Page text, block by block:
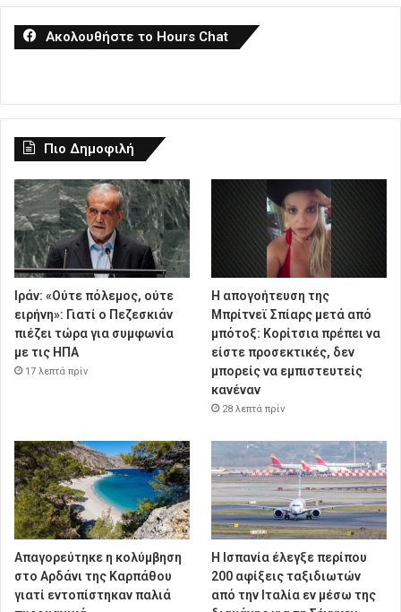
Ακολουθήστε το Hours Chat
Πιο Δημοφιλή
Ιράν: «Ούτε πόλεμος, ούτε
ειρήνη»: Γιατί ο Πεζεσκιάν
πιέζει τώρα για συμφωνία
με τις ΗΠΑ
17 λεπτά πρίν
Η απογοήτευση της
Μπρίτνεϊ Σπίαρς μετά από
μπότοξ: Κορίτσια πρέπει να
είστε προσεκτικές, δεν
μπορείς να εμπιστευτείς
κανέναν
28 λεπτά πρίν
Απαγορεύτηκε η κολύμβηση
στο Αρδάνι της Καρπάθου
γιατί εντοπίστηκαν παλιά
Η Ισπανία έλεγξε περίπου
200 αφίξεις ταξιδιωτών
από την Ιταλία εν μέσω της